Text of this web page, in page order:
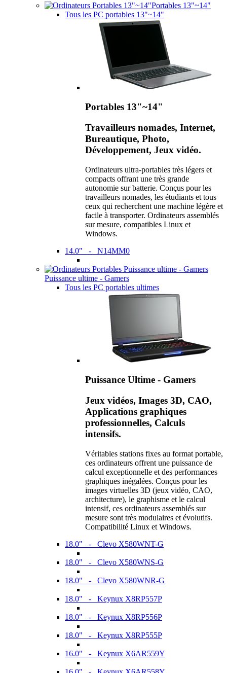
Portables 13"~14"
Tous les PC portables 13"~14"
Portables 13"~14"
Travailleurs nomades, Internet,
Bureautique, Photo,
Développement, Jeux vidéo.
Ordinateurs ultra-portables très légers et
compacts offrant une très grande
autonomie sur batterie. Conçus pour les
travailleurs nomades, les étudiants et tous
ceux qui recherchent une machine légère et
facile à transporter. Ordinateurs assemblés
sur mesure, compatibles Linux et
Windows.
14.0" - N14MM0
Puissance ultime - Gamers
Tous les PC portables ultimes
Puissance Ultime - Gamers
Jeux vidéos, Images 3D, CAO,
Applications graphiques
professionnelles, Calculs
intensifs.
Véritables stations fixes au format portable,
ces ordinateurs offrent une puissance de
calcul exceptionnelle et des performances
graphiques inégalées. Conçus pour les
images virtuelles 3D (jeux vidéo, CAO,
architecture), le graphisme et le calcul
intensif, ces ordinateurs assemblés sur
mesure sont très modulaires et évolutifs.
Compatibilité Linux et Windows.
18.0" - Clevo X580WNT-G
18.0" - Clevo X580WNS-G
18.0" - Clevo X580WNR-G
18.0" - Keynux X8RP557P
18.0" - Keynux X8RP556P
18.0" - Keynux X8RP555P
16.0" - Keynux X6AR559Y